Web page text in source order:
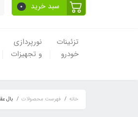
سبد خرید 0
تزئینات
خودرو
نورپردازی
و تجهیزات
خانه فهرست محصولات بال عقب